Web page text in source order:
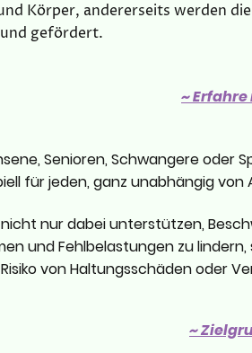
Körper, andererseits werden
gefördert.
Senioren, Schwangere oder
für jeden, ganz unabhängig von
nur dabei unterstützen,
und Fehlbelastungen zu
von Haltungsschäden oder
~
~